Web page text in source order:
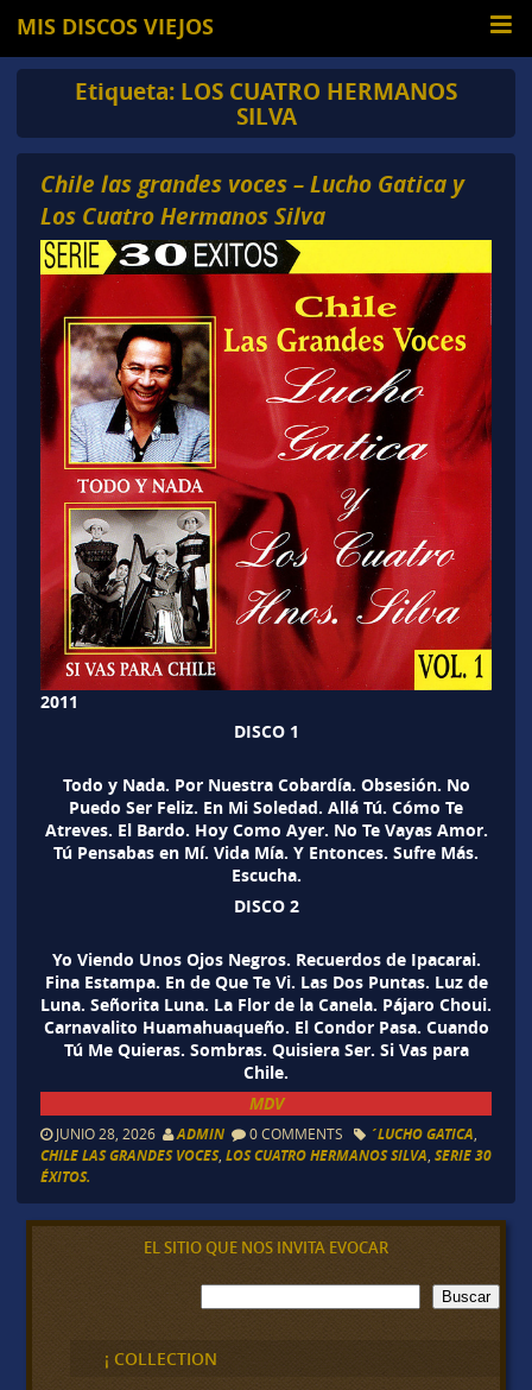
MIS DISCOS VIEJOS
Etiqueta: LOS CUATRO HERMANOS
SILVA
Chile las grandes voces – Lucho Gatica y
Los Cuatro Hermanos Silva
2011
DISCO 1
Todo y Nada. Por Nuestra Cobardía. Obsesión. No
Puedo Ser Feliz. En Mi Soledad. Allá Tú. Cómo Te
Atreves. El Bardo. Hoy Como Ayer. No Te Vayas Amor.
Tú Pensabas en Mí. Vida Mía. Y Entonces. Sufre Más.
Escucha.
DISCO 2
Yo Viendo Unos Ojos Negros. Recuerdos de Ipacarai.
Fina Estampa. En de Que Te Vi. Las Dos Puntas. Luz de
Luna. Señorita Luna. La Flor de la Canela. Pájaro Choui.
Carnavalito Huamahuaqueño. El Condor Pasa. Cuando
Tú Me Quieras. Sombras. Quisiera Ser. Si Vas para
Chile.
MDV
JUNIO 28, 2026 ADMIN 0 COMMENTS ´LUCHO GATICA,
CHILE LAS GRANDES VOCES, LOS CUATRO HERMANOS SILVA, SERIE 30
ÉXITOS.
EL SITIO QUE NOS INVITA EVOCAR
B
u
c
a
Buscar
¡ COLLECTION